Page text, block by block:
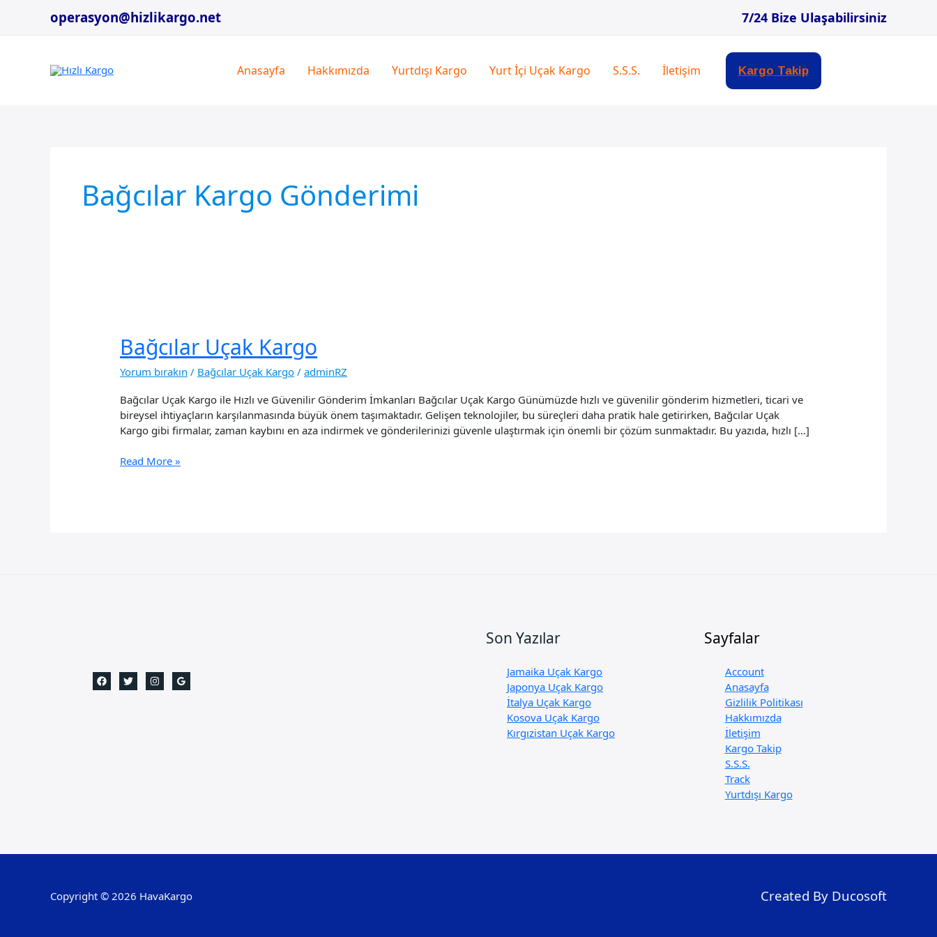
operasyon@hizlikargo.net 7/24 Bize Ulaşabilirsiniz
Anasayfa Hakkımızda Yurtdışı Kargo Yurt İçi Uçak Kargo S.S.S. İletişim Kargo Takip
Bağcılar Kargo Gönderimi
Bağcılar Uçak Kargo
Yorum bırakın / Bağcılar Uçak Kargo /adminRZ
Bağcılar Uçak Kargo ile Hızlı ve Güvenilir Gönderim İmkanları Bağcılar Uçak Kargo Günümüzde hızlı ve güvenilir gönderim hizmetleri, ticari ve
bireysel ihtiyaçların karşılanmasında büyük önem taşımaktadır. Gelişen teknolojiler, bu süreçleri daha pratik hale getirirken, Bağcılar Uçak
Kargo gibi firmalar, zaman kaybını en aza indirmek ve gönderilerinizi güvenle ulaştırmak için önemli bir çözüm sunmaktadır. Bu yazıda, hızlı […]
Bağcılar
Read More »
Son Yazılar
Jamaika Uçak Kargo
Japonya Uçak Kargo
İtalya Uçak Kargo
Kosova Uçak Kargo
Kırgızistan Uçak Kargo
Sayfalar
Account
Anasayfa
Gizlilik Politikası
Hakkımızda
İletişim
Kargo Takip
S.S.S.
Track
Yurtdışı Kargo
Copyright © 2026 HavaKargo Created By Ducosoft